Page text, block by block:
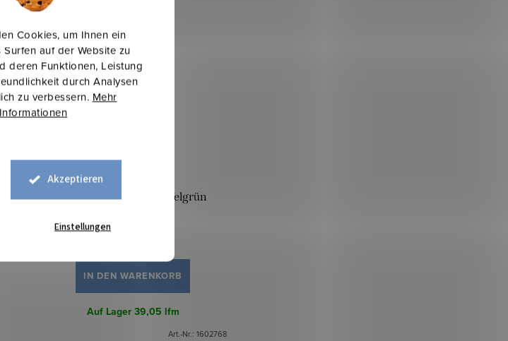
Cookies, um Ihnen ein
auf der Website zu
deren Funktionen, Leistung
durch Analysen
zu verbessern. Mehr
Informationen
Akzeptieren
Einstellungen
Bündchen schmal - Apfelgrün
IN DEN WARENKORB
Auf Lager39,05 lfm
Art.-Nr.: 1602768